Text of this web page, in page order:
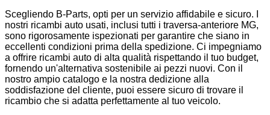
Scegliendo B-Parts, opti per un servizio affidabile e sicuro. I
nostri ricambi auto usati, inclusi tutti i traversa-anteriore MG,
sono rigorosamente ispezionati per garantire che siano in
eccellenti condizioni prima della spedizione. Ci impegniamo
a offrire ricambi auto di alta qualità rispettando il tuo budget,
fornendo un'alternativa sostenibile ai pezzi nuovi. Con il
nostro ampio catalogo e la nostra dedizione alla
soddisfazione del cliente, puoi essere sicuro di trovare il
ricambio che si adatta perfettamente al tuo veicolo.